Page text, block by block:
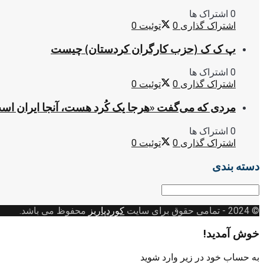
0 اشتراک ها
اشتراک گذاری 0 توئیت 0
پ ک ک (حزب کارگران کردستان) چیست
0 اشتراک ها
اشتراک گذاری 0 توئیت 0
مردی که می‌گفت «هرجا یک کُرد هست، آنجا ایران
0 اشتراک ها
اشتراک گذاری 0 توئیت 0
دسته بندی
© 2024
- تمامی حقوق برای سایت کوردپاریز محفوظ می باشد.
خوش آمدید!
به حساب خود در زیر وارد شوید